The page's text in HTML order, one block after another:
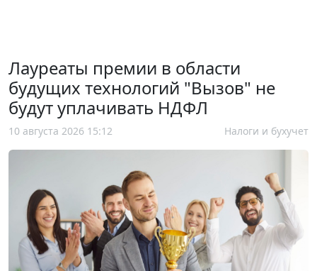
Лауреаты премии в области
будущих технологий "Вызов" не
будут уплачивать НДФЛ
10 августа 2026 15:12 Налоги и бухучет